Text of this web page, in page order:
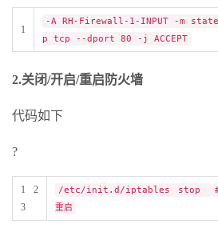
1
-A RH-Firewall-1-INPUT -m
p tcp --dport 80 -j ACCEPT
2.关闭/开启/重启防火墙
代码如下
?
1 2
3
/etc/init.d/iptables stop
重启